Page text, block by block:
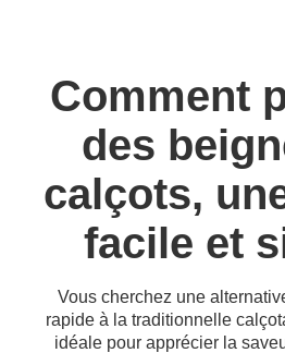
Comment
des
calçots,
facile et
Vous cherchez une
rapide à la traditionnelle
idéale pour apprécier la